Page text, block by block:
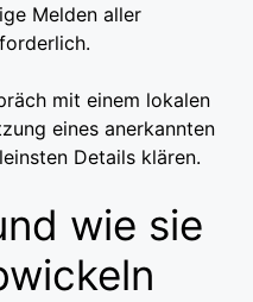
Melden aller
mit einem lokalen
eines anerkannten
Details klären.
wie sie